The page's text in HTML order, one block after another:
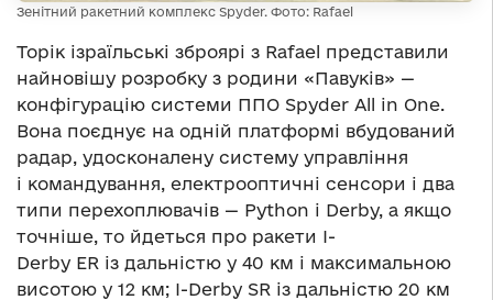
Зенітний ракетний комплекс Spyder. Фото: Rafael
Торік ізраїльські зброярі з Rafael представили
найновішу розробку з родини «Павуків» —
конфігурацію системи ППО Spyder All in One.
Вона поєднує на одній платформі вбудований
радар, удосконалену систему управління
і командування, електрооптичні сенсори і два
типи перехоплювачів — Python і Derby, а якщо
точніше, то йдеться про ракети I-
Derby ER із дальністю у 40 км і максимальною
висотою у 12 км; I-Derby SR із дальністю 20 км